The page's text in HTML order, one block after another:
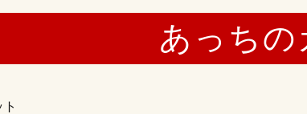
あっちの